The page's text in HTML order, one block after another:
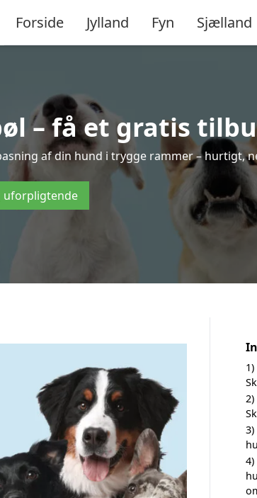
Forside Jylland Fyn Sjælland
– få et gratis
af din hund i trygge rammer – hurtigt,
uforpligtende
1)
2)
3)
4)